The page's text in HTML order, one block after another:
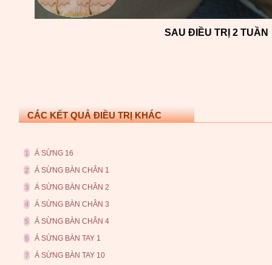
SAU ĐIỀU TRỊ 2 TUẦN
CÁC KẾT QUẢ ĐIỀU TRỊ KHÁC
1 Á SỪNG 16
2 Á SỪNG BÀN CHÂN 1
3 Á SỪNG BÀN CHÂN 2
4 Á SỪNG BÀN CHÂN 3
5 Á SỪNG BÀN CHÂN 4
6 Á SỪNG BÀN TAY 1
7 Á SỪNG BÀN TAY 10